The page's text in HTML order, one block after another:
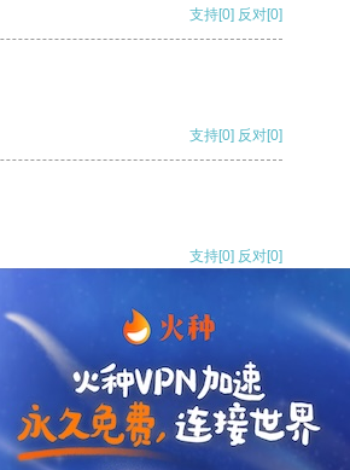
支持[0] 反对[0]
支持[0] 反对[0]
支持[0] 反对[0]
支持[0] 反对